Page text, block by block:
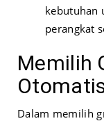
kebutuhan
perangkat
Memilih
Dalam memilih